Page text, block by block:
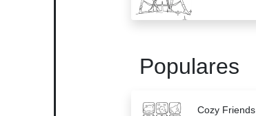
Populares
Cozy Friends